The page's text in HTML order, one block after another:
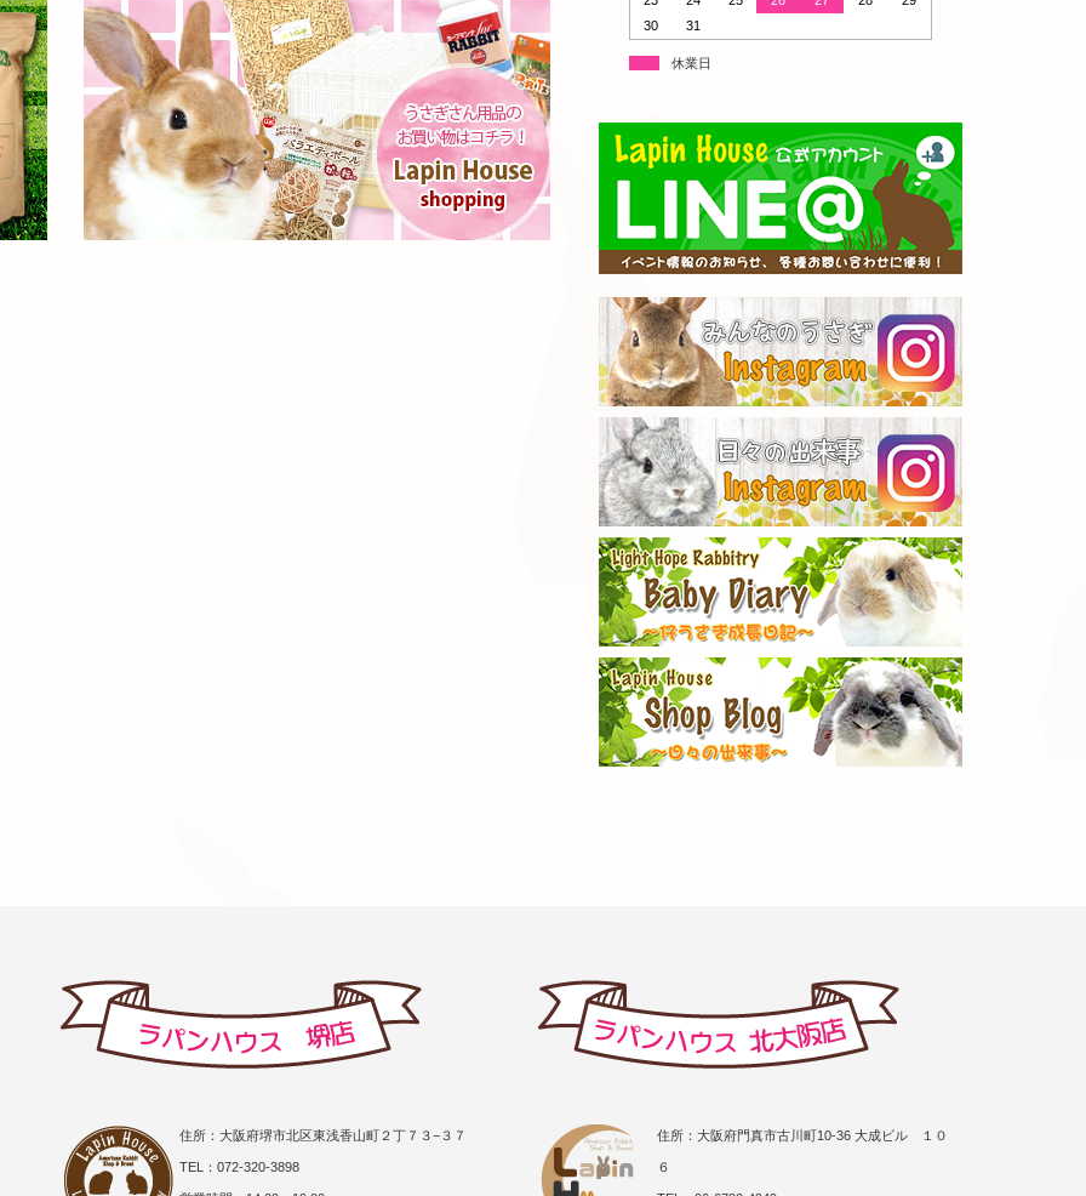
30
31
休業日
住所：大阪府堺市北区東浅香山町２丁７３−３７
TEL：072-320-3898
住所：大阪府門真市古川町10-36 大成ビル １０
６